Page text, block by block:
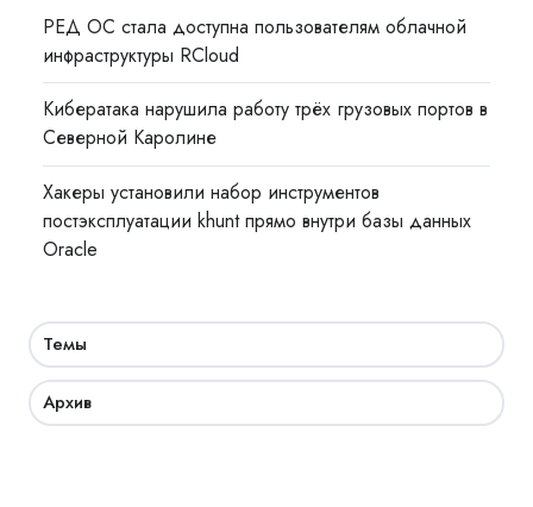
РЕД ОС стала доступна пользователям облачной
инфраструктуры RCloud
Кибератака нарушила работу трёх грузовых портов в
Северной Каролине
Хакеры установили набор инструментов
постэксплуатации khunt прямо внутри базы данных
Oracle
Темы
Архив